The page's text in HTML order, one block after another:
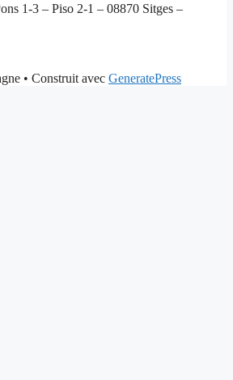
1-3 – Piso 2-1 – 08870 Sitges –
• Construit avec GeneratePress